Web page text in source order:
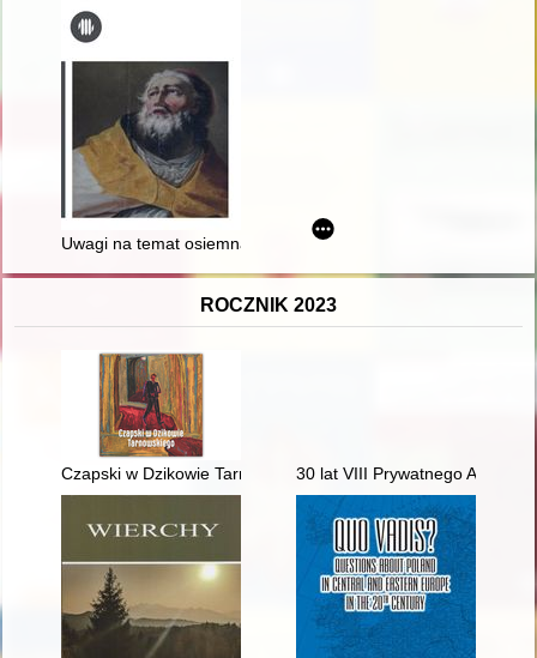
Uwagi na temat osiemnastowiecznego wyposażenia
ROCZNIK 2023
Czapski w Dzikowie Tarnowskiego30 lat VIII Prywatnego